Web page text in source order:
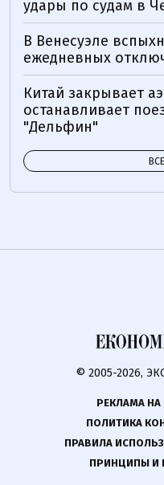
удары по судам в
В Венесуэле
ежедневных
Китай закрывает
останавливает
"Дельфин"
© 2005-2026,
РЕКЛАМА НА
ПОЛИТИКА
ПРАВИЛА
ПРИНЦИПЫ И